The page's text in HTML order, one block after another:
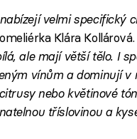
velmi specifický
Klára Kollárová.
ale mají větší tělo. I
vínům a dominují v
nebo květinové
tříslovinou a